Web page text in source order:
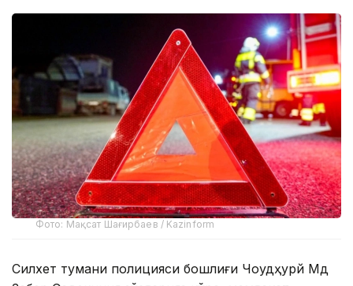
Фото: Мақсат Шағирбаев / Kazinform
Силхет тумани полицияси бошлиғи Чоудҳурй Мд